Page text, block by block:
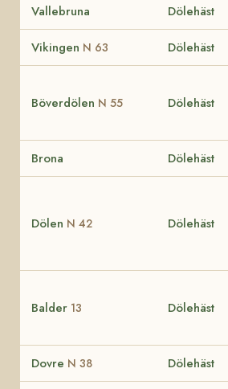
Vallebruna Dölehäst
Vikingen N 63 Dölehäst
Böverdölen N 55 Dölehäst
Brona Dölehäst
Dölen N 42 Dölehäst
Balder 13 Dölehäst
Dovre N 38 Dölehäst